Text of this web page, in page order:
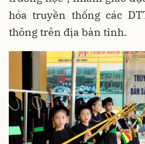
hóa truyền thống các
thông trên địa bàn tỉnh.